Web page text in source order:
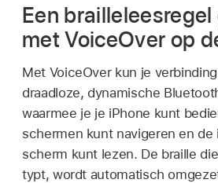
Een
met VoiceOver op
Met VoiceOver kun je
draadloze, dynamische
waarmee je je iPhone kunt
schermen kunt navigeren en de
scherm kunt lezen. De braille
typt, wordt automatisch